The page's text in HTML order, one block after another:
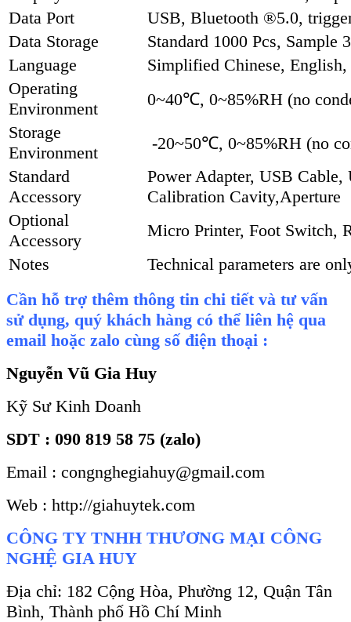
Data Port
USB, Bluetooth ®5.0,
Data Storage
Standard 1000 Pcs, Sample
Language
Simplified Chinese,
Operating
Environment
0~40℃, 0~85%RH (no
Storage
Environment
-20~50℃, 0~85%RH (no
Standard
Accessory
Power Adapter, USB
Calibration Cavity,Aperture
Optional
Accessory
Micro Printer, Foot Switch,
Notes
Technical parameters are
Cần hỗ trợ thêm thông tin chi tiết và tư vấn
sử dụng, quý khách hàng có thể liên hệ qua
email hoặc zalo cùng số điện thoại :
Nguyễn Vũ Gia Huy
Kỹ Sư Kinh Doanh
SDT : 090 819 58 75 (zalo)
Email : congnghegiahuy@gmail.com
Web : http://giahuytek.com
CÔNG TY TNHH THƯƠNG MẠI CÔNG
NGHỆ GIA HUY
Địa chỉ: 182 Cộng Hòa, Phường 12, Quận Tân
Bình, Thành phố Hồ Chí Minh